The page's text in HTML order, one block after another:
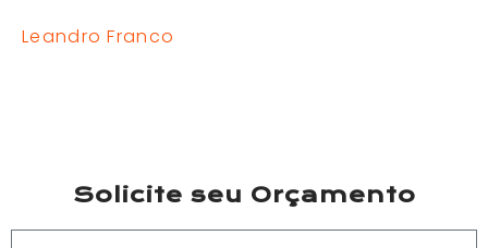
Leandro Franco
Solicite seu Orçamento